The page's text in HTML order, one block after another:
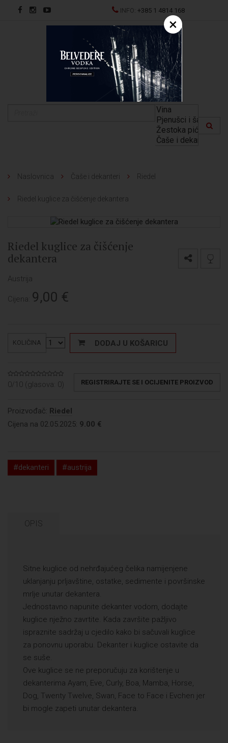
INFO:+385 1 4814 168
EN
Naslovnica Čaše i dekanteri Riedel
Riedel kuglice za čišćenje dekantera
Riedel kuglice za čišćenje
dekantera
Austrija
Cijena: 9,00 €
KOLIČINA DODAJ U KOŠARICU
0/10 (glasova: 0) REGISTRIRAJTE SE I OCIJENITE PROIZVOD
Proizvođač: Riedel
Cijena na 02.05.2025: 9.00 €
#dekanteri #austrija
OPIS
Sitne kuglice od nehrđajućeg čelika namijenjene
uklanjanju prljavštine, ostatke, sedimente i površinske
mrlje unutar dekantera.
Jednostavno napunite dekanter vodom, dodajte
kuglice nježno zavrtite. Kada završite pažljivo
ispraznite sadržaj u cjedilo kako bi sačuvali kuglice
za ponovnu uporabu. Dekanter i kuglice ostavite da
se suše.
Ove kuglice se ne preporučuju za korištenje u
dekanterima Ayam, Eve, Curly, Boa, Mamba, Horse,
Dog, Twenty Twelve, Swan, Face to Face i Evchen jer
bi mogle zapeti unutar dekantera.
×